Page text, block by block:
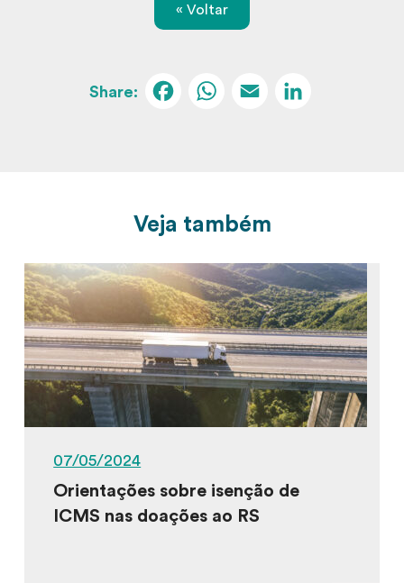
« Voltar
Facebook
WhatsApp
Email
Veja também
07/05/2024
Orientações sobre isenção de
ICMS nas doações ao RS